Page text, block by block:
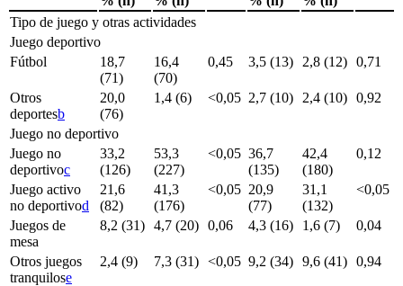
Tipo de juego y otras actividades
Juego deportivo
Fútbol
18,7
(71)
16,4
(70)
0,45 3,5 (13) 2,8 (12) 0,71
Otros
deportesb
20,0
(76)
1,4 (6) <0,05 2,7 (10) 2,4 (10) 0,92
Juego no deportivo
Juego no
deportivoc
33,2
(126)
53,3
(227)
<0,05 36,7
(135)
42,4
(180)
0,12
Juego activo
no deportivod
21,6
(82)
41,3
(176)
<0,05 20,9
(77)
31,1
(132)
<0,05
Juegos de
mesa
8,2 (31) 4,7 (20) 0,06 4,3 (16) 1,6 (7) 0,04
Otros juegos
tranquilose
2,4 (9) 7,3 (31) <0,05 9,2 (34) 9,6 (41) 0,94